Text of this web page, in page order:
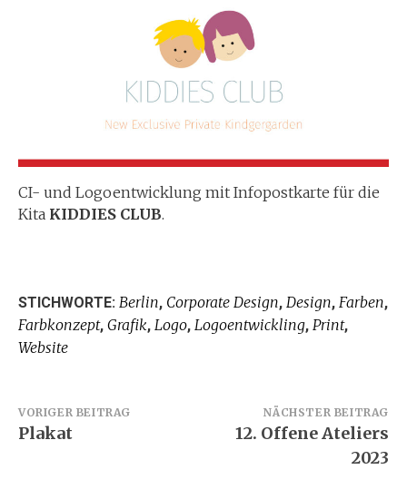
CI- und Logoentwicklung mit Infopostkarte für die
Kita KIDDIES CLUB.
STICHWORTE: Berlin, Corporate Design, Design, Farben,
Farbkonzept, Grafik, Logo, Logoentwickling, Print,
Website
Beitragsnavigation
VORIGER BEITRAG
Plakat
NÄCHSTER BEITRAG
12. Offene Ateliers
2023